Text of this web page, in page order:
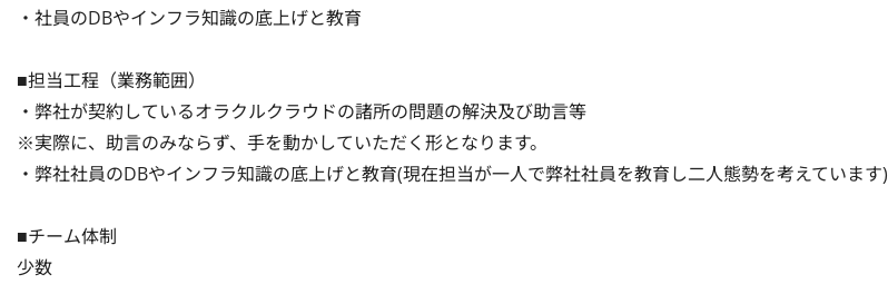
・社員のDBやインフラ知識の底上げと教育
■担当工程（業務範囲）
・弊社が契約しているオラクルクラウドの諸所の問題の解決及び助言等
※実際に、助言のみならず、手を動かしていただく形となります。
・弊社社員のDBやインフラ知識の底上げと教育(現在担当が一人で弊社社員を教育し二人態勢を考えています)
■チーム体制
少数